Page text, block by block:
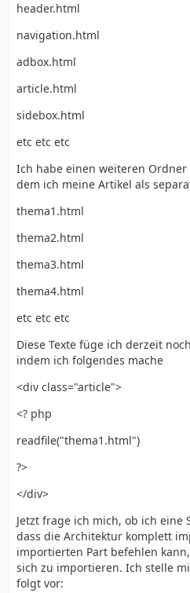
header.html
navigation.html
adbox.html
article.html
sidebox.html
etc etc etc
Ich habe einen weiteren
dem ich meine Artikel als
thema1.html
thema2.html
thema3.html
thema4.html
etc etc etc
Diese Texte füge ich derzeit
indem ich folgendes mache
<div class="article">
<? php
readfile("thema1.html")
?>
</div>
Jetzt frage ich mich, ob ich eine
dass die Architektur komplett
importierten Part befehlen
sich zu importieren. Ich stelle
folgt vor: